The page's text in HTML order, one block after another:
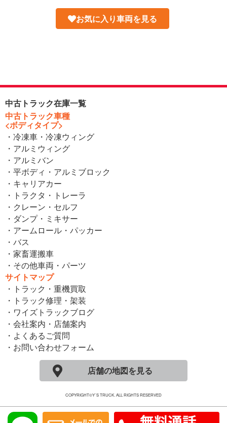
お気に入り車両を見る
中古トラック在庫一覧
中古トラック車種
<ボディタイプ>
・冷凍車・冷凍ウィング
・アルミウィング
・アルミバン
・平ボディ・アルミブロック
・キャリアカー
・トラクタ・トレーラ
・クレーン・セルフ
・ダンプ・ミキサー
・アームロール・パッカー
・バス
・家畜運搬車
・その他車両・パーツ
サイトマップ
・トラック・重機買取
・トラック修理・架装
・ワイズトラックブログ
・会社案内・店舗案内
・よくあるご質問
・お問い合わせフォーム
店舗の地図を見る
COPYRIGHT©Y´S TRUCK. ALL RIGHTS RESERVED